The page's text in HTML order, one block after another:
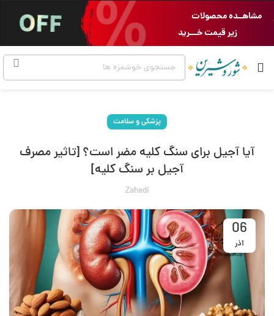
مشاهــده محصولات
زیر قیمت خـــرید
پزشکی و سلامت
آیا آجیل برای سنگ کلیه​ مضر است؟ [تاثیر مصرف
آجیل بر سنگ کلیه]
Zahedi
06
آذر